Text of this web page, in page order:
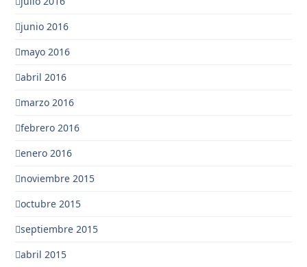
junio 2016
mayo 2016
abril 2016
marzo 2016
febrero 2016
enero 2016
noviembre 2015
octubre 2015
septiembre 2015
abril 2015